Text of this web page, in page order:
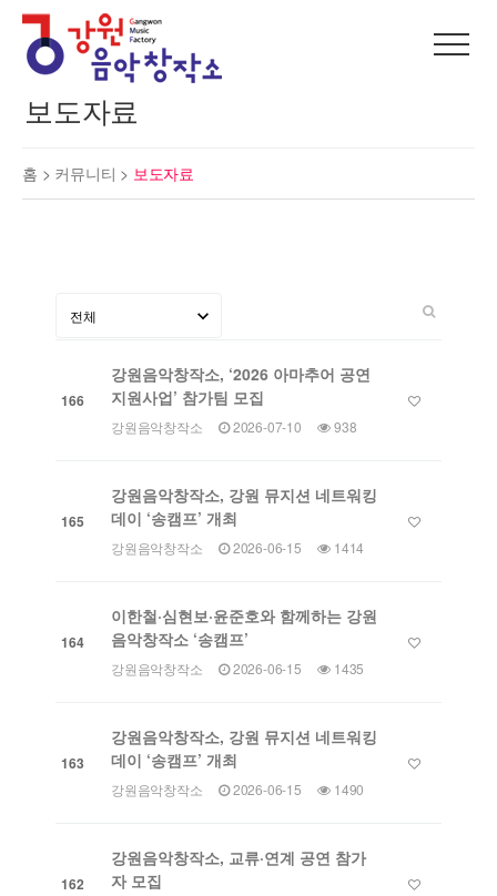
보도자료
홈 > 커뮤니티 > 보도자료
166
강원음악창작소, ‘2026 아마추어 공연
지원사업’ 참가팀 모집
강원음악창작소 2026-07-10 938
165
강원음악창작소, 강원 뮤지션 네트워킹
데이 ‘송캠프’ 개최
강원음악창작소 2026-06-15 1414
164
이한철·심현보·윤준호와 함께하는 강원
음악창작소 ‘송캠프’
강원음악창작소 2026-06-15 1435
163
강원음악창작소, 강원 뮤지션 네트워킹
데이 ‘송캠프’ 개최
강원음악창작소 2026-06-15 1490
162
강원음악창작소, 교류·연계 공연 참가
자 모집